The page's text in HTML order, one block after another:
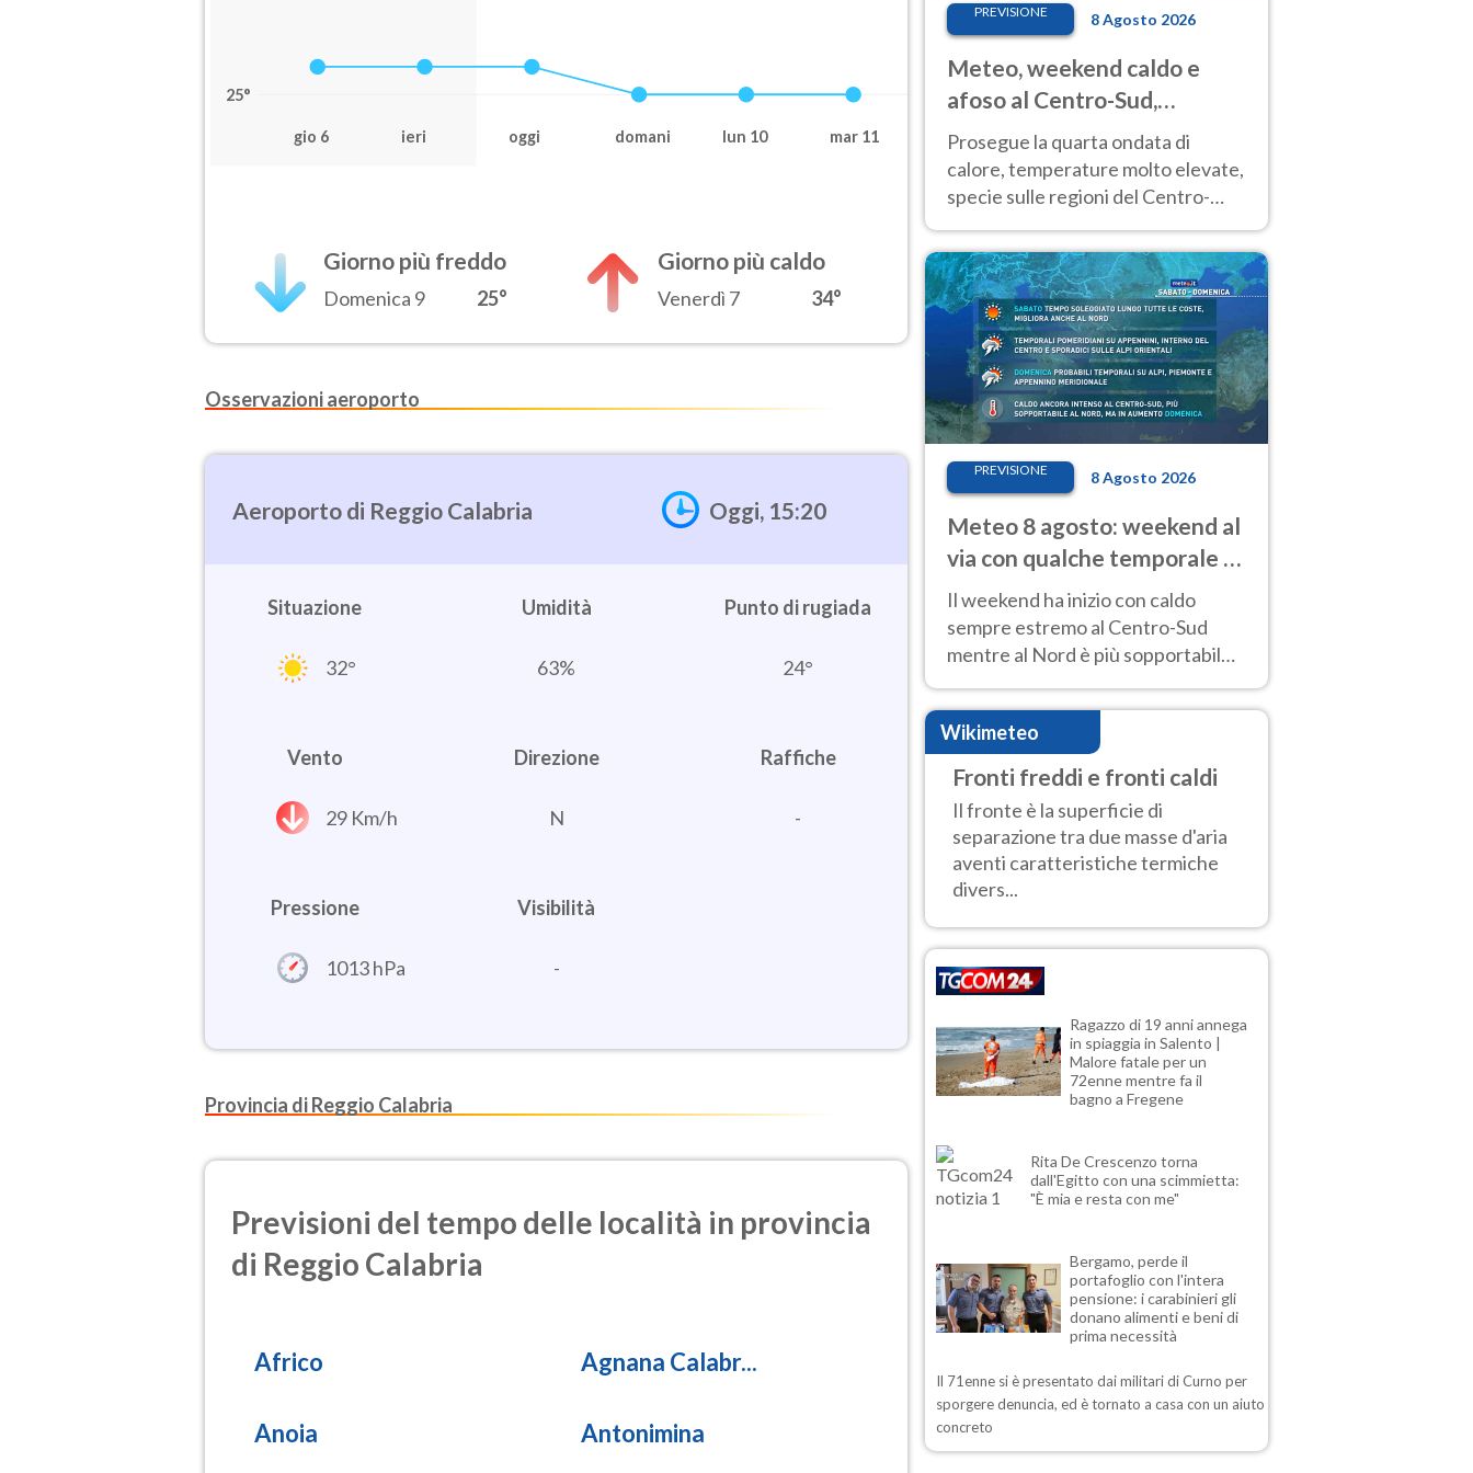
25°
gio 6 ieri oggi domani lun 10 mar 11
Giorno più freddo
Domenica 9 25°
Giorno più caldo
Venerdì 7 34°
Osservazioni aeroporto
Reggio Calabria Oggi, 15:20
Situazione
32°
Umidità
63% 24°
Vento
29 Km/h
Direzione
N
Raffiche
-
Pressione
1013 hPa
Visibilità
-
Provincia di Reggio Calabria
Previsioni del tempo delle località in provincia
di Reggio Calabria
Africo Agnana Calabr...
Anoia Antonimina
PREVISIONE 8 Agosto 2026
Meteo, weekend caldo e
afoso al Centro-Sud,
temporali sui rilievi
Prosegue la quarta ondata di
calore, temperature molto elevate,
specie sulle regioni del Centro-
aree montuose
PREVISIONE 8 Agosto 2026
Meteo 8 agosto: weekend al
via con qualche temporale e
caldo estremo al Centro-Sud
Il weekend ha inizio con caldo
sempre estremo al Centro-Sud
mentre al Nord è più sopportabile
fino a domenica 9. Temporali di
calore sui rilievi.
Wikimeteo
Fronti freddi e fronti caldi
Il fronte è la superficie di
separazione tra due masse d'aria
aventi caratteristiche termiche
divers...
Ragazzo di 19 anni annega
in spiaggia in Salento |
Malore fatale per un
72enne mentre fa il
bagno a Fregene
Rita De Crescenzo torna
dall'Egitto con una scimmietta:
"È mia e resta con me"
Bergamo, perde il
portafoglio con l'intera
pensione: i carabinieri gli
donano alimenti e beni di
prima necessità
Il 71enne si è presentato dai militari di Curno per
sporgere denuncia, ed è tornato a casa con un aiuto
concreto